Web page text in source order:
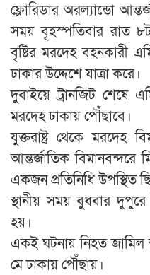
ফ্লোরিডার অরল্যান্ডো
সময় বৃহস্পতিবার রাত
বৃষ্টির মরদেহ বহনকারী
ঢাকার উদ্দেশে যাত্রা করে।
দুবাইয়ে ট্রানজিট শেষে
মরদেহ ঢাকায় পৌঁছাবে।
যুক্তরাষ্ট্র থেকে মরদেহ
আন্তর্জাতিক বিমানবন্দরে
একজন প্রতিনিধি উপস্থিত
স্থানীয় সময় বুধবার দুপুরে
হয়।
একই ঘটনায় নিহত
মে ঢাকায় পৌঁছায়।